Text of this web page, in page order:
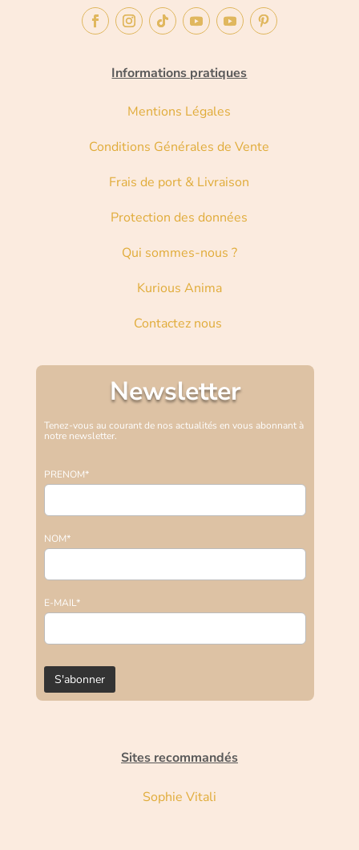
Informations pratiques
Mentions Légales
Conditions Générales de Vente
Frais de port & Livraison
Protection des données
Qui sommes-nous ?
Kurious Anima
Contactez nous
Newsletter
Tenez-vous au courant de nos actualités en vous abonnant à
notre newsletter.
PRENOM*
NOM*
E-MAIL*
Sites recommandés
Sophie Vitali